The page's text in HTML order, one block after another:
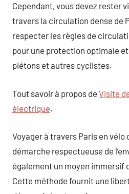
Cependant, vous devez rester
travers la circulation dense de
respecter les règles de
pour une protection optimale
piétons et autres cyclistes.
Tout savoir à propos de Visite
électrique.
Voyager à travers Paris en
démarche respectueuse de
également un moyen immersif
Cette méthode fournit une